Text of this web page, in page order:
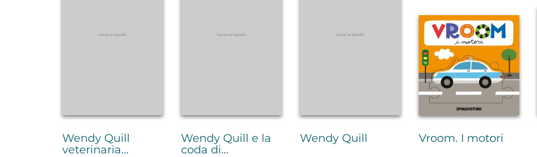
Wendy Quill
veterinaria...
Wendy Quill e la
coda di...
Wendy Quill Vroom. I motori